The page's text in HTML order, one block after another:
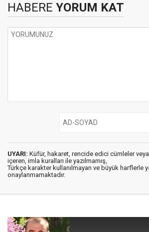
HABERE YORUM KAT
UYARI: Küfür, hakaret, rencide edici cümleler veya
içeren, imla kuralları ile yazılmamış,
Türkçe karakter kullanılmayan ve büyük harflerle
onaylanmamaktadır.